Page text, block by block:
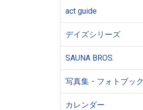
act guide
デイズシリーズ
SAUNA BROS.
写真集・フォトブック
カレンダー